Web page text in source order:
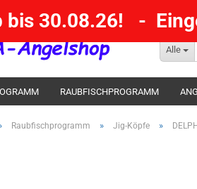
Alle
bis 30.08.26! -
RAUBFISCHPROGRAMM
/ GAFF POSEN SBIRULINOS
Raubfischprogramm » Jig-Köpfe »